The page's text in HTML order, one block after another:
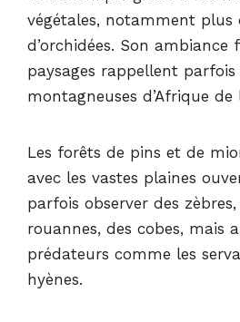
végétales, notamment plus
d’orchidées. Son ambiance
paysages rappellent parfois
montagneuses d’Afrique de
Les forêts de pins et de
avec les vastes plaines
parfois observer des
rouannes, des cobes, mais
prédateurs comme les
hyènes.